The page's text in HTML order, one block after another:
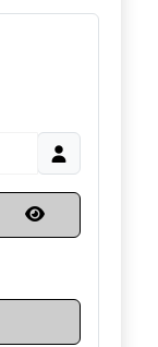
Passwort